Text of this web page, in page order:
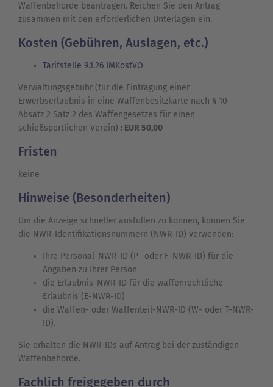
Waffenbehörde beantragen. Reichen Sie den Antrag
zusammen mit den erforderlichen Unterlagen ein.
Kosten (Gebühren, Auslagen, etc.)
Tarifstelle 9.1.26 IMKostVO
Verwaltungsgebühr (für die Eintragung einer
Erwerbserlaubnis in eine Waffenbesitzkarte nach § 10
Absatz 2 Satz 2 des Waffengesetzes für einen
schießsportlichen Verein) : EUR 50,00
Fristen
keine
Hinweise (Besonderheiten)
Um die Anzeige schneller ausfüllen zu können, können Sie
die NWR-Identifikationsnummern (NWR-ID) verwenden:
Ihre Personal-NWR-ID (P- oder F-NWR-ID) für die
Angaben zu Ihrer Person
die Erlaubnis-NWR-ID für die waffenrechtliche
Erlaubnis (E-NWR-ID)
die Waffen- oder Waffenteil-NWR-ID (W- oder T-NWR-
ID).
Sie erhalten die NWR-IDs auf Antrag bei der zuständigen
Waffenbehörde.
Fachlich freigegeben durch